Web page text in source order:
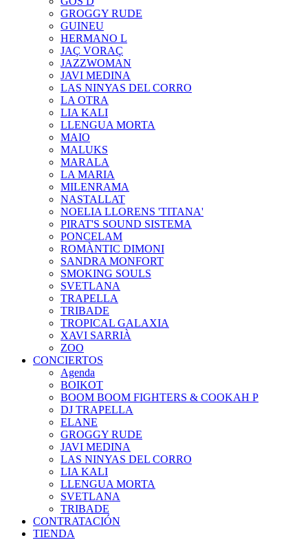
GROGGY RUDE
GUINEU
HERMANO L
JAÇ VORAÇ
JAZZWOMAN
JAVI MEDINA
LAS NINYAS DEL CORRO
LA OTRA
LIA KALI
LLENGUA MORTA
MAIO
MALUKS
MARALA
LA MARIA
MILENRAMA
NASTALLAT
NOELIA LLORENS 'TITANA'
PIRAT'S SOUND SISTEMA
PONCELAM
ROMÀNTIC DIMONI
SANDRA MONFORT
SMOKING SOULS
SVETLANA
TRAPELLA
TRIBADE
TROPICAL GALAXIA
XAVI SARRIÀ
ZOO
CONCIERTOS
Agenda
BOIKOT
BOOM BOOM FIGHTERS & COOKAH P
DJ TRAPELLA
ELANE
GROGGY RUDE
JAVI MEDINA
LAS NINYAS DEL CORRO
LIA KALI
LLENGUA MORTA
SVETLANA
TRIBADE
CONTRATACIÓN
TIENDA